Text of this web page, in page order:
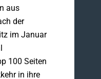
aus
der
im Januar
100 Seiten
in ihre